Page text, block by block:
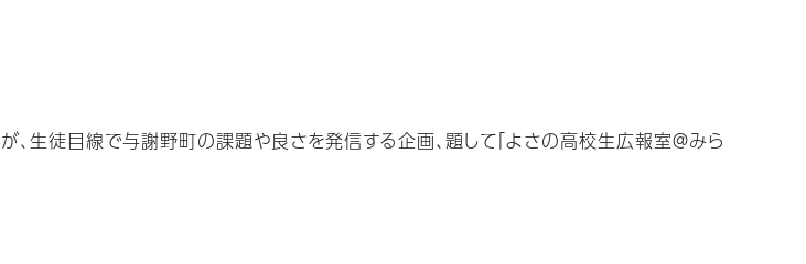
徒目線で与謝野町の課題や良さを発信する企画、題して「よさの高校生広報室＠みら